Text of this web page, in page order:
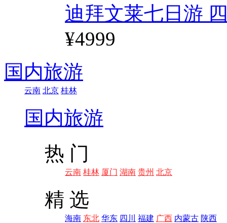
迪拜文莱七日游
¥4999
国内旅游
云南 北京 桂林
国内旅游
热 门
云南 桂林 厦门 湖南 贵州 北京
精 选
海南 东北 华东 四川 福建 广西 内蒙古 陕西